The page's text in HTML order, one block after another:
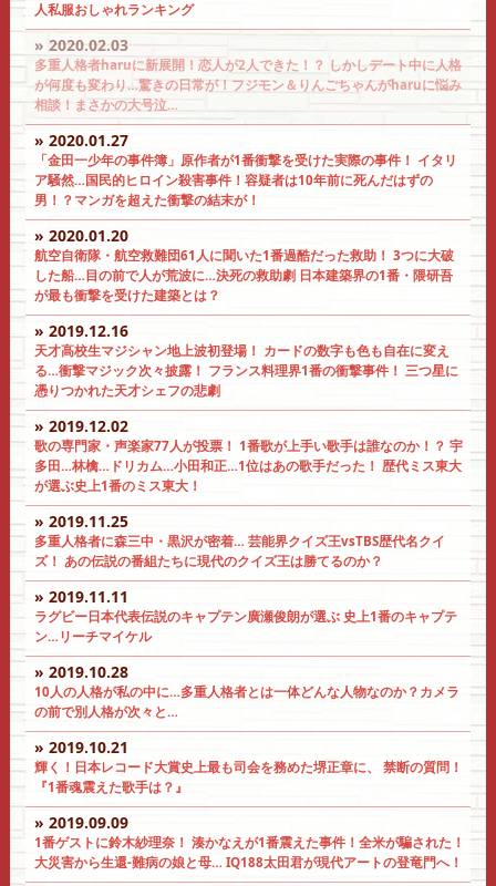
人私服おしゃれランキング
» 2020.02.03
多重人格者haruに新展開！恋人が2人できた！？ しかしデート中に人格
が何度も変わり…驚きの日常が！フジモン＆りんごちゃんがharuに悩み
相談！まさかの大号泣…
» 2020.01.27
「金田一少年の事件簿」原作者が1番衝撃を受けた実際の事件！ イタリ
ア騒然…国民的ヒロイン殺害事件！容疑者は10年前に死んだはずの
男！？マンガを超えた衝撃の結末が！
» 2020.01.20
航空自衛隊・航空救難団61人に聞いた1番過酷だった救助！ 3つに大破
した船…目の前で人が荒波に…決死の救助劇 日本建築界の1番・隈研吾
が最も衝撃を受けた建築とは？
» 2019.12.16
天才高校生マジシャン地上波初登場！ カードの数字も色も自在に変え
る…衝撃マジック次々披露！ フランス料理界1番の衝撃事件！ 三つ星に
憑りつかれた天才シェフの悲劇
» 2019.12.02
歌の専門家・声楽家77人が投票！ 1番歌が上手い歌手は誰なのか！？ 宇
多田…林檎…ドリカム…小田和正…1位はあの歌手だった！ 歴代ミス東大
が選ぶ史上1番のミス東大！
» 2019.11.25
多重人格者に森三中・黒沢が密着… 芸能界クイズ王vsTBS歴代名クイ
ズ！ あの伝説の番組たちに現代のクイズ王は勝てるのか？
» 2019.11.11
ラグビー日本代表伝説のキャプテン廣瀬俊朗が選ぶ 史上1番のキャプテ
ン…リーチマイケル
» 2019.10.28
10人の人格が私の中に…多重人格者とは一体どんな人物なのか？カメラ
の前で別人格が次々と…
» 2019.10.21
輝く！日本レコード大賞史上最も司会を務めた堺正章に、 禁断の質問！
『1番魂震えた歌手は？』
» 2019.09.09
1番ゲストに鈴木紗理奈！ 湊かなえが1番震えた事件！全米が騙された！
大災害から生還-難病の娘と母… IQ188太田君が現代アートの登竜門へ！